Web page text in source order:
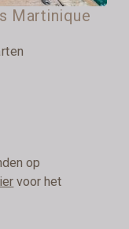
Martinique
op
voor het